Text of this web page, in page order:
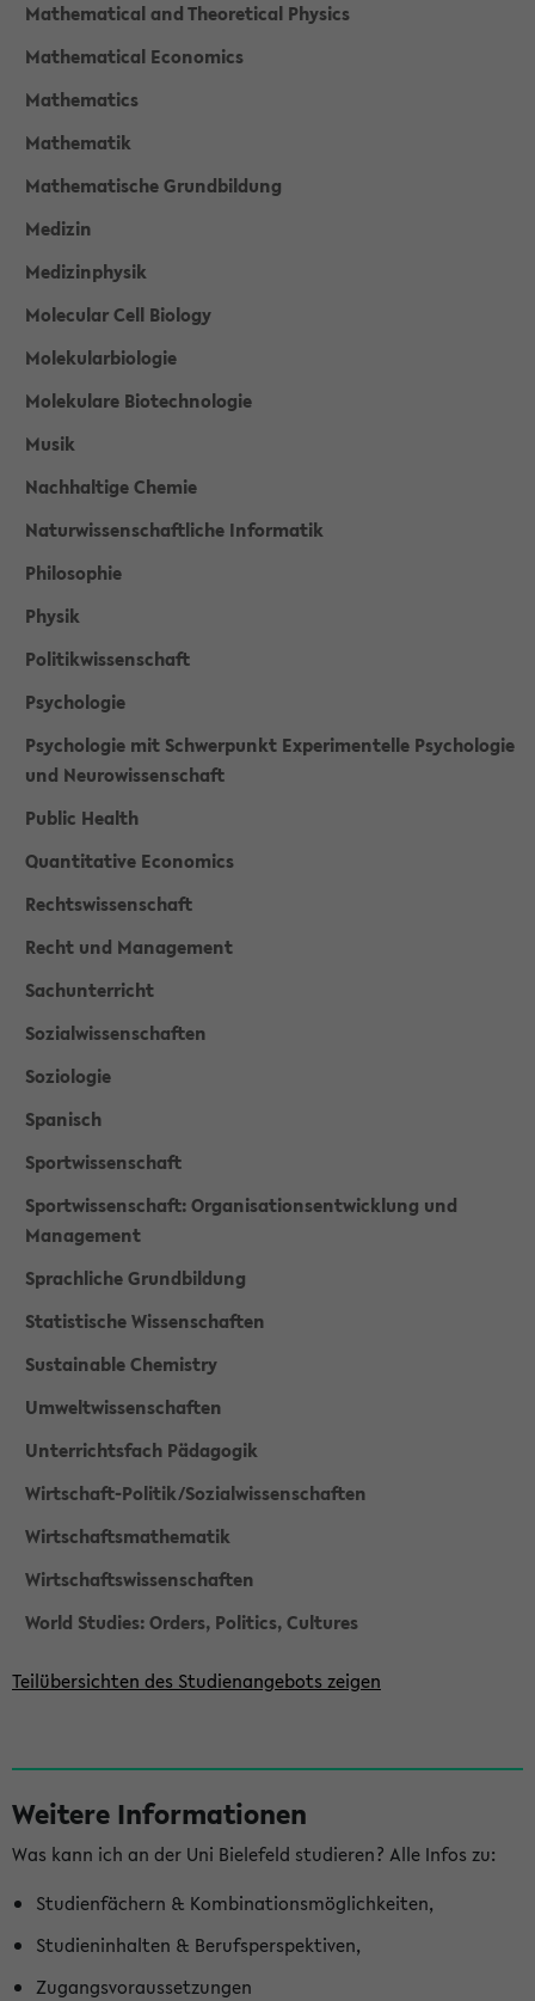
Mathematical and Theoretical Physics
Mathematical Economics
Mathematics
Mathematik
Mathematische Grundbildung
Medizin
Medizinphysik
Molecular Cell Biology
Molekularbiologie
Molekulare Biotechnologie
Musik
Nachhaltige Chemie
Naturwissenschaftliche Informatik
Philosophie
Physik
Politikwissenschaft
Psychologie
Psychologie mit Schwerpunkt Experimentelle Psychologie
und Neurowissenschaft
Public Health
Quantitative Economics
Rechtswissenschaft
Recht und Management
Sachunterricht
Sozialwissenschaften
Soziologie
Spanisch
Sportwissenschaft
Sportwissenschaft: Organisationsentwicklung und
Management
Sprachliche Grundbildung
Statistische Wissenschaften
Sustainable Chemistry
Umweltwissenschaften
Unterrichtsfach Pädagogik
Wirtschaft-Politik/Sozialwissenschaften
Wirtschaftsmathematik
Wirtschaftswissenschaften
World Studies: Orders, Politics, Cultures
Teilübersichten des Studienangebots zeigen
e
i
t
e
n
Weitere Informationen
Was kann ich an der Uni Bielefeld studieren? Alle Infos zu:
Studienfächern & Kombinationsmöglichkeiten,
Studieninhalten & Berufsperspektiven,
Zugangsvoraussetzungen